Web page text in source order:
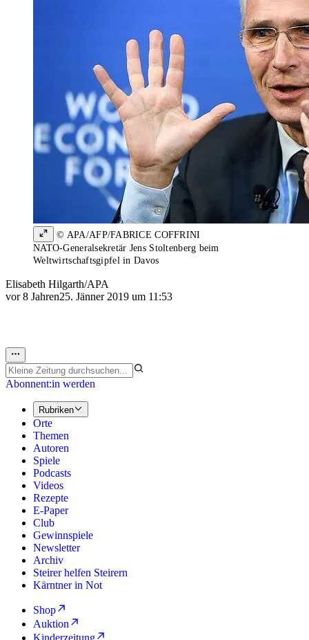
© APA/AFP/FABRICE COFFRINI
NATO-Generalsekretär Jens Stoltenberg beim
Weltwirtschaftsgipfel in Davos
Elisabeth Hilgarth/APA
vor 8 Jahren25. Jänner 2019 um 11:53
Abonnent:in werden
Rubriken
Orte
Themen
Autoren
Spiele
Podcasts
Videos
Rezepte
E-Paper
Club
Gewinnspiele
Newsletter
Archiv
Steirer helfen Steirern
Kärntner in Not
Shop
Auktion
Kinderzeitung